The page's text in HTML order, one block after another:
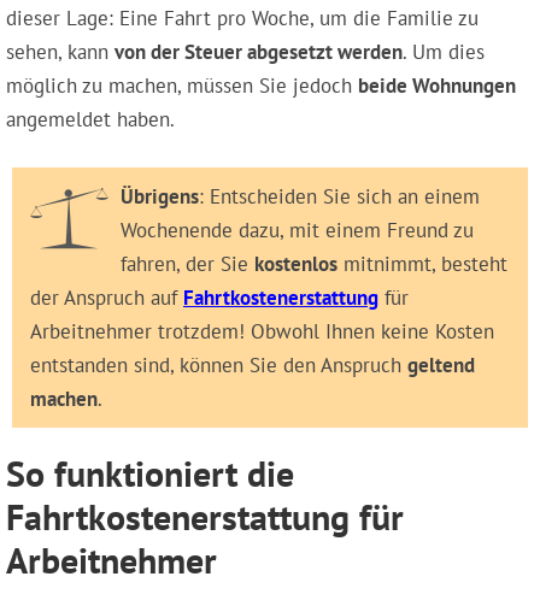
dieser Lage: Eine Fahrt pro Woche, um die Familie zu
sehen, kann von der Steuer abgesetzt werden. Um dies
möglich zu machen, müssen Sie jedoch beide Wohnungen
angemeldet haben.
Übrigens: Entscheiden Sie sich an einem
Wochenende dazu, mit einem Freund zu
fahren, der Sie kostenlos mitnimmt, besteht
der Anspruch auf Fahrtkostenerstattung für
Arbeitnehmer trotzdem! Obwohl Ihnen keine Kosten
entstanden sind, können Sie den Anspruch geltend
machen.
So funktioniert die
Fahrtkostenerstattung für
Arbeitnehmer